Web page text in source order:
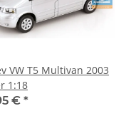
VW T5 Multivan 2003
1:18
€ *